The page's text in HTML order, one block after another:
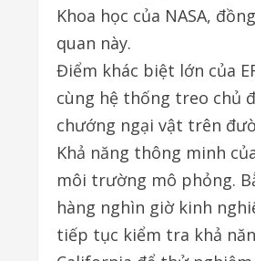
Khoa học của NASA,
quan này.
Điểm khác biệt lớn của
cùng hệ thống treo chủ
chướng ngại vật trên
Khả năng thông minh
môi trường mô phỏng.
hàng nghìn giờ kinh
tiếp tục kiểm tra khả